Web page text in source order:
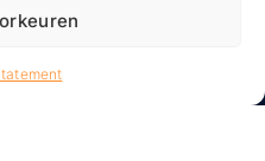
beschikbaar budget.